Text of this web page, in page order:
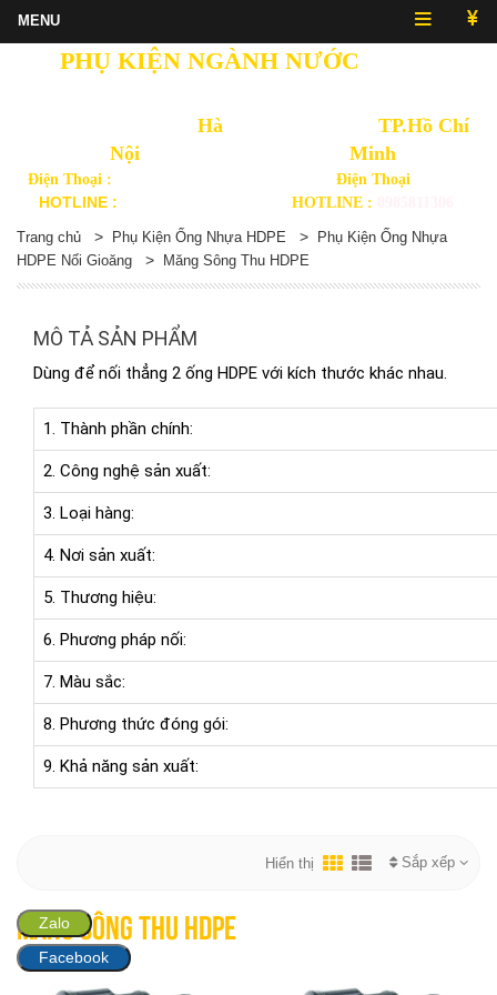
PHỤ KIỆN NGÀNH NƯỚC
Hà
Nội
Điện Thoại :
HOTLINE :
TP.Hồ Chí
Minh
Điện Thoại
HOTLINE :
Trang chủ > Phụ Kiện Ống Nhựa HDPE >
Phụ Kiện Ống Nhựa
HDPE Nối Gioăng > Măng Sông Thu HDPE
MÔ TẢ SẢN PHẨM
Dùng để nối thẳng 2 ống HDPE với kích thước khác nhau.
1. Thành phần chính:
2. Công nghệ sản xuất:
3. Loại hàng:
4. Nơi sản xuất:
5. Thương hiệu:
6. Phương pháp nối:
7. Màu sắc:
8. Phương thức đóng gói:
9. Khả năng sản xuất:
Sắp xếp
Hiển thị
Măng Sông Thu HDPE
Zalo
Facebook